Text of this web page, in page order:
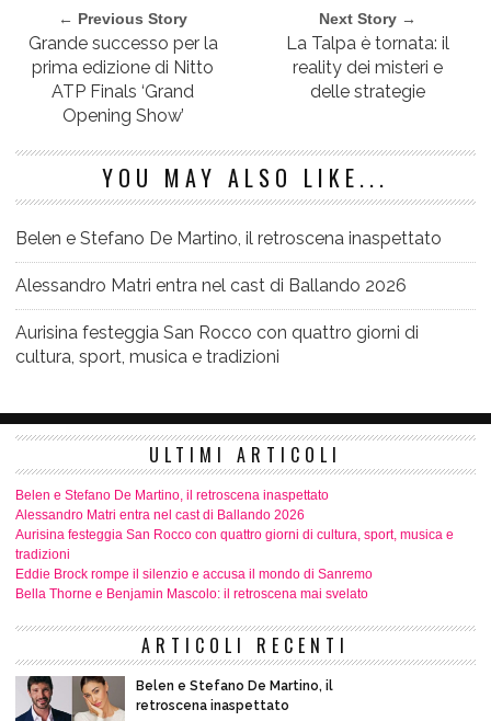
← Previous Story
Grande successo per la
prima edizione di Nitto
ATP Finals ‘Grand
Opening Show’
Next Story →
La Talpa è tornata: il
reality dei misteri e
delle strategie
YOU MAY ALSO LIKE...
Belen e Stefano De Martino, il retroscena inaspettato
Alessandro Matri entra nel cast di Ballando 2026
Aurisina festeggia San Rocco con quattro giorni di
cultura, sport, musica e tradizioni
ULTIMI ARTICOLI
Belen e Stefano De Martino, il retroscena inaspettato
Alessandro Matri entra nel cast di Ballando 2026
Aurisina festeggia San Rocco con quattro giorni di cultura, sport, musica e
tradizioni
Eddie Brock rompe il silenzio e accusa il mondo di Sanremo
Bella Thorne e Benjamin Mascolo: il retroscena mai svelato
ARTICOLI RECENTI
Belen e Stefano De Martino, il
retroscena inaspettato